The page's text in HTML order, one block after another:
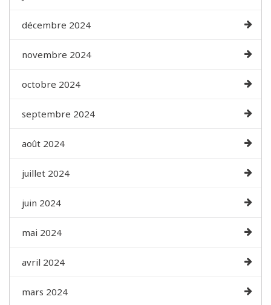
décembre 2024
novembre 2024
octobre 2024
septembre 2024
août 2024
juillet 2024
juin 2024
mai 2024
avril 2024
mars 2024